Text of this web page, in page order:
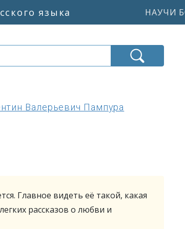
языка НАУЧИ
Валерьевич Пампура
Главное видеть её такой, какая
рассказов о любви и